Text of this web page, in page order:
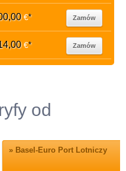
€* Zamów
€* Zamów
od
» Basel-Euro Port Lotniczy